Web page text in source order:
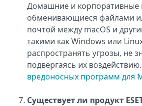
Домашние и корпоративные
обменивающиеся файлами
почтой между macOS и
такими как Windows или
распространять угрозы, не
подвергаясь их воздействию.
вредоносных программ для
Существует ли продукт